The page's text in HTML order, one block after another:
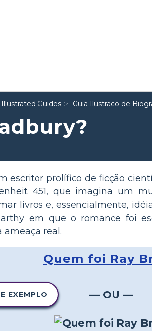
Guides Guia Ilustrado de
escritor prolífico de ficção
451, que imagina um
livros e, essencialmente,
em que o romance foi
ameaça real.
Quem foi Ray
EXEMPLO — OU —